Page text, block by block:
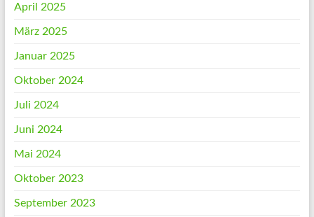
April 2025
März 2025
Januar 2025
Oktober 2024
Juli 2024
Juni 2024
Mai 2024
Oktober 2023
September 2023